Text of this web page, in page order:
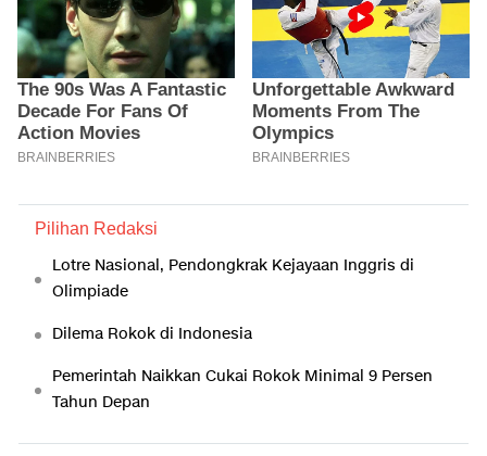
Pilihan Redaksi
Lotre Nasional, Pendongkrak Kejayaan Inggris di
Olimpiade
Dilema Rokok di Indonesia
Pemerintah Naikkan Cukai Rokok Minimal 9 Persen
Tahun Depan